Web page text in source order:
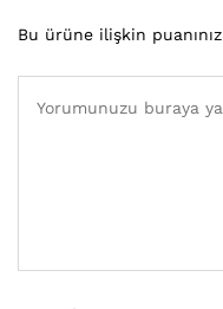
Bu ürüne ilişkin puanınız